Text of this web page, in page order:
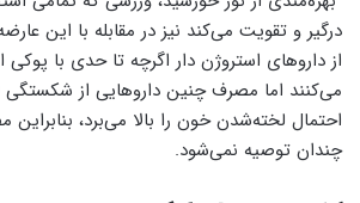
درگیر و تقویت می‌کند نیز در مقابله با این
از داروهای استروژن دار اگرچه تا حدی با پوکی
می‌کنند اما مصرف چنین داروهایی از شکستگی
احتمال لخته‌شدن خون را بالا می‌برد،
چندان توصیه نمی‌شود.